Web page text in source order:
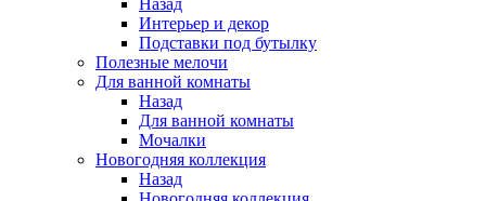
Назад
Интерьер и декор
Подставки под бутылку
Полезные мелочи
Для ванной комнаты
Назад
Для ванной комнаты
Мочалки
Новогодняя коллекция
Назад